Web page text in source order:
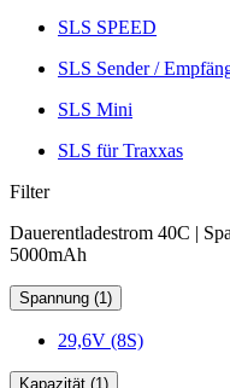
SLS SPEED
SLS Sender /
SLS Mini
SLS für Traxxas
Filter
Dauerentladestrom 40C |
5000mAh
Spannung (1)
29,6V (8S)
Kapazität (1)